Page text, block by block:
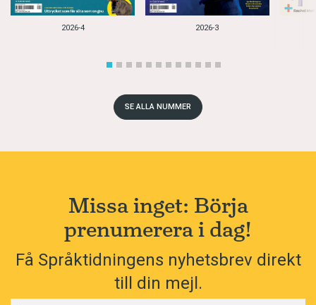
2026-4 2026-3
SE ALLA NUMMER
Missa inget: Börja
prenumerera i dag!
Få Språktidningens nyhetsbrev direkt
till din mejl.